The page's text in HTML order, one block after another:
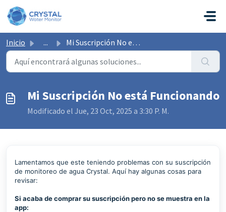
Saltar al contenido principal
Inicio ... Mi Suscripción No está Funcionando
Mi Suscripción No está Funcionando
Modificado el Jue, 23 Oct, 2025 a 3:30 P. M.
Lamentamos que este teniendo problemas con su suscripción
de monitoreo de agua Crystal. Aquí hay algunas cosas para
revisar:
Si acaba de comprar su suscripción pero no se muestra en la
app: